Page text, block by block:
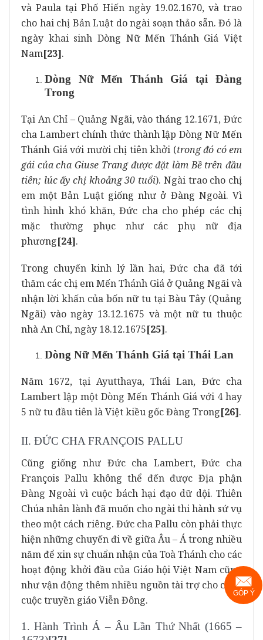
và Paula tại Phố Hiến ngày 19.02.1670, và trao
cho hai chị Bản Luật do ngài soạn thảo sẵn. Đó là
ngày khai sinh Dòng Nữ Mến Thánh Giá Việt
Nam[23].
Dòng Nữ Mến Thánh Giá tại Đàng
Trong
Tại An Chỉ – Quảng Ngãi, vào tháng 12.1671, Đức
cha Lambert chính thức thành lập Dòng Nữ Mến
Thánh Giá với mười chị tiên khởi (trong đó có em
gái của cha Giuse Trang được đặt làm Bề trên đầu
tiên; lúc ấy chị khoảng 30 tuổi). Ngài trao cho chị
em một Bản Luật giống như ở Đàng Ngoài. Vì
tình hình khó khăn, Đức cha cho phép các chị
mặc thường phục như các phụ nữ địa
phương[24].
Trong chuyến kinh lý lần hai, Đức cha đã tới
thăm các chị em Mến Thánh Giá ở Quảng Ngãi và
nhận lời khấn của bốn nữ tu tại Bàu Tây (Quảng
Ngãi) vào ngày 13.12.1675 và một nữ tu thuộc
nhà An Chỉ, ngày 18.12.1675[25].
Dòng Nữ Mến Thánh Giá tại Thái Lan
Năm 1672, tại Ayutthaya, Thái Lan, Đức cha
Lambert lập một Dòng Mến Thánh Giá với 4 hay
5 nữ tu đầu tiên là Việt kiều gốc Đàng Trong[26].
II. ĐỨC CHA FRANÇOIS PALLU
Cũng giống như Đức cha Lambert, Đức cha
François Pallu không thể đến được Địa phận
Đàng Ngoài vì cuộc bách hại đạo dữ dội. Thiên
Chúa nhân lành đã muốn cho ngài thi hành sứ vụ
theo một cách riêng. Đức cha Pallu còn phải thực
hiện những chuyến đi về giữa Âu – Á trong nhiều
năm để xin sự chuẩn nhận của Toà Thánh cho các
hoạt động khởi đầu của Giáo hội Việt Nam cũng
như vận động thêm nhiều nguồn tài trợ cho công
cuộc truyền giáo Viễn Đông.
1. Hành Trình Á – Âu Lần Thứ Nhất (1665 –
GÓP Ý